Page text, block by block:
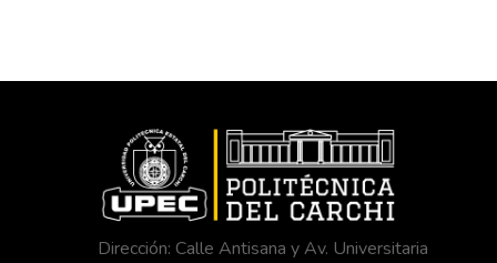
Dirección: Calle Antisana y Av. Universitaria